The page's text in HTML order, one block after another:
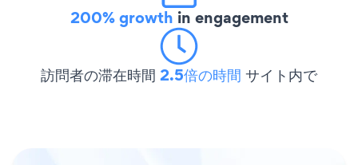
200% growth in engagement
訪問者の滞在時間 2.5倍の時間 サイト内で